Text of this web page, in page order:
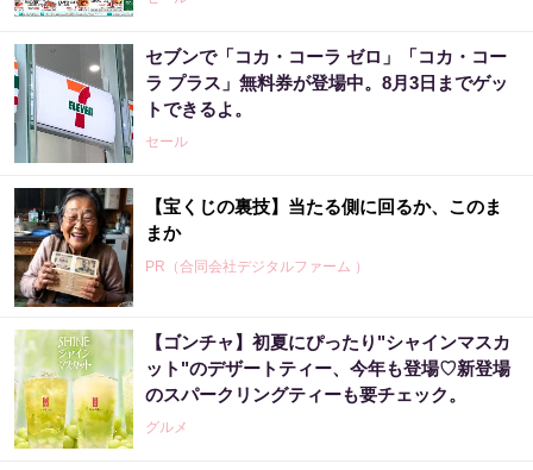
セブンで「コカ・コーラ ゼロ」「コカ・コー
ラ プラス」無料券が登場中。8月3日までゲッ
トできるよ。
セール
【宝くじの裏技】当たる側に回るか、このま
まか
PR（合同会社デジタルファーム ）
宝くじ当たる人だけが気づいている違い
PR（合同会社デジタルファーム ）
【ゴンチャ】初夏にぴったり"シャインマスカ
ット"のデザートティー、今年も登場♡新登場
のスパークリングティーも要チェック。
グルメ